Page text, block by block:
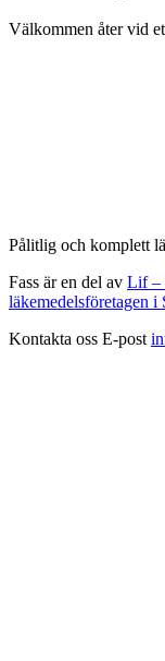
Välkommen åter vid
Pålitlig och komplett
Fass är en del av Lif –
läkemedelsföretagen i
Kontakta oss E-post